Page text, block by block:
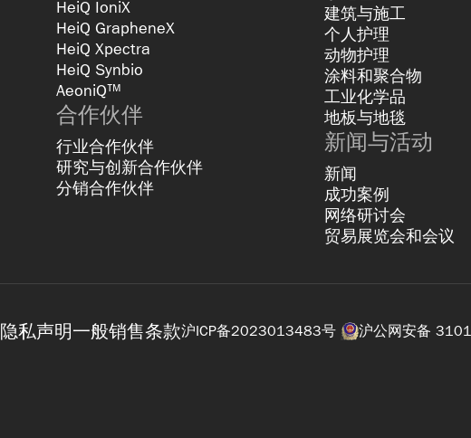
HeiQ IoniX
HeiQ GrapheneX
HeiQ Xpectra
HeiQ Synbio
AeoniQ™
合作伙伴
行业合作伙伴
研究与创新合作伙伴
分销合作伙伴
建筑与施工
个人护理
动物护理
涂料和聚合物
工业化学品
地板与地毯
新闻与活动
新闻
成功案例
网络研讨会
贸易展览会和会议
隐私声明一般销售条款沪ICP备2023013483号 沪公网安备